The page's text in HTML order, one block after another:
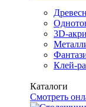
3D-
Клей-
Каталоги
Смотреть